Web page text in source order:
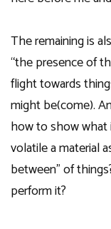
The remaining is
“the presence of
flight towards
might be(come).
how to show
volatile a material
between” of
perform it?